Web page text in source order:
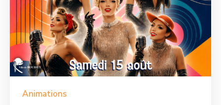
Animations